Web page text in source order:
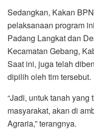
Sedangkan, Kakan
pelaksanaan program
Padang Langkat dan
Kecamatan Gebang,
Saat ini, juga telah
dipilih oleh tim tersebut.
“Jadi, untuk tanah
masyarakat, akan di
Agraria,” terangnya.